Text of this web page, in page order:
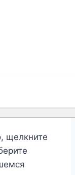
щелкните